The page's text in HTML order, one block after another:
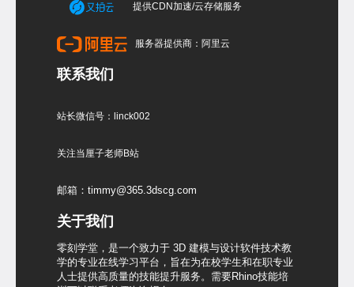
提供CDN加速/云存储服务
服务器提供商：阿里云
联系我们
站长微信号：linck002
关注当厘子老师B站
邮箱：timmy@365.3dscg.com
关于我们
零刻学堂，是一个致力于 3D 建模与设计软件技术教
学的专业在线学习平台，旨在为在校学生和在职专业
人士提供高质量的技能提升服务。需要Rhino技能培